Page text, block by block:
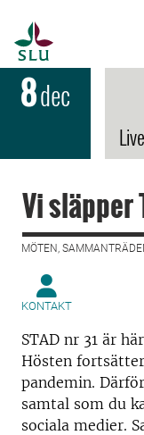
8dec
Vi släpper
MÖTEN,
KONTAKT
STAD nr 31 är
Hösten
pandemin.
samtal som du
sociala medier.